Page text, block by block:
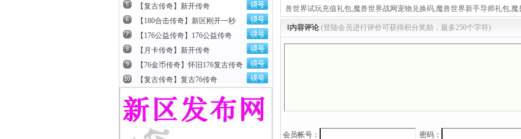
【复古传奇】新开传奇
【180合击传奇】新区刚开一秒
【176公益传奇】176公益传奇
【月卡传奇】新开传奇
【76金币传奇】怀旧176复古传奇
【复古传奇】复古76传奇
兽世界试玩充值礼包,魔兽世界战网宠物兑换码,魔兽世界新手导师礼包,
‖内容评论 (登陆会员进行评价可获得积分奖励，最多250个字符)
会员帐号： 密码：